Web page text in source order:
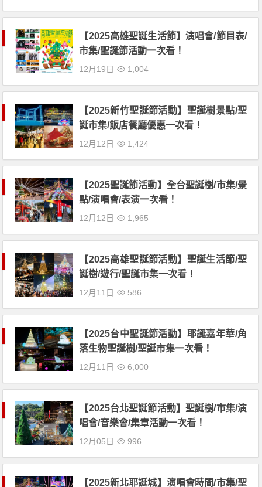
【2025高雄聖誕生活節】演唱會/節目表/
市集/聖誕節活動一次看！
12月19日 1,004
【2025新竹聖誕節活動】聖誕樹景點/聖
誕市集/飯店餐廳優惠一次看！
12月12日 1,424
【2025聖誕節活動】全台聖誕樹/市集/景
點/演唱會/表演一次看！
12月12日 1,965
【2025高雄聖誕節活動】聖誕生活節/聖
誕樹/遊行/聖誕市集一次看！
12月11日 586
【2025台中聖誕節活動】耶誕嘉年華/角
落生物聖誕樹/聖誕市集一次看！
12月11日 6,000
【2025台北聖誕節活動】聖誕樹/市集/演
唱會/音樂會/集章活動一次看！
12月05日 996
【2025新北耶誕城】演唱會時間/市集/聖